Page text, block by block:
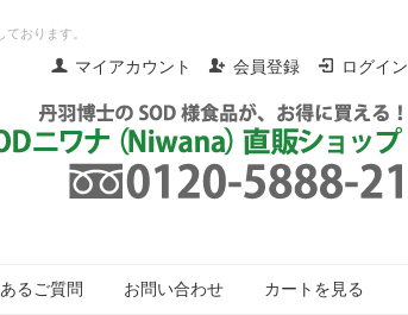
おります。
マイアカウント 会員登録 ログイン
るご質問 お問い合わせ カートを見る